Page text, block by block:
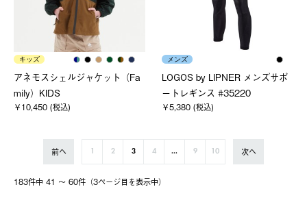
キッズ
アネモスシェルジャケット（Fa
mily）KIDS
￥10,450 (税込)
メンズ
LOGOS by LIPNER メンズサポ
ートレギンス #35220
￥5,380 (税込)
183件中 41 〜 60件（3ページ⽬を表⽰中）
前へ 2 3 4 ... 9 10 次へ